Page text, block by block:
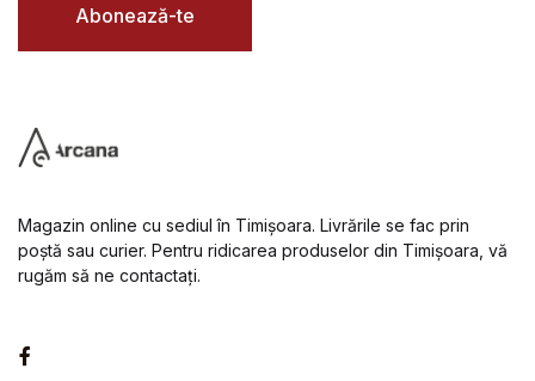
Abonează-te
Magazin online cu sediul în Timișoara. Livrările se fac prin
poștă sau curier. Pentru ridicarea produselor din Timișoara, vă
rugăm să ne contactați.